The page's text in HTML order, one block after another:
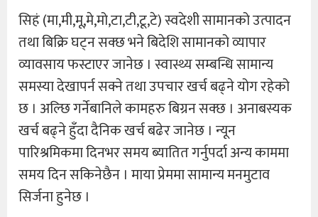
सिहं (मा,मी,मू,मे,मो,टा,टी,टू,टे) स्वदेशी सामानको उत्पादन
तथा बिक्रि घट्न सक्छ भने बिदेशि सामानको व्यापार
व्यावसाय फस्टाएर जानेछ । स्वास्थ्य सम्बन्धि सामान्य
समस्या देखापर्न सक्ने तथा उपचार खर्च बढ्ने योग रहेको
छ । अल्छि गर्नेबानिले कामहरु बिग्रन सक्छ । अनाबस्यक
खर्च बढ्ने हुँदा दैनिक खर्च बढेर जानेछ । न्यून
पारिश्रमिकमा दिनभर समय ब्यातित गर्नुपर्दा अन्य काममा
समय दिन सकिनेछैन । माया प्रेममा सामान्य मनमुटाव
सिर्जना हुनेछ ।